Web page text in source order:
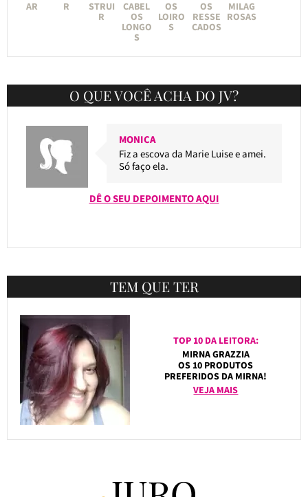
AR
R
STRUI
R
CABEL
OS
LONGO
S
OS
LOIRO
S
OS
RESSE
CADOS
MILAG
ROSAS
O QUE VOCÊ ACHA DO JV?
MONICA
Fiz a escova da Marie Luise e amei.
Só faço ela.
DÊ O SEU DEPOIMENTO AQUI
TEM QUE TER
TOP 10 DA LEITORA:
MIRNA GRAZZIA
OS 10 PRODUTOS
PREFERIDOS DA MIRNA!
VEJA MAIS